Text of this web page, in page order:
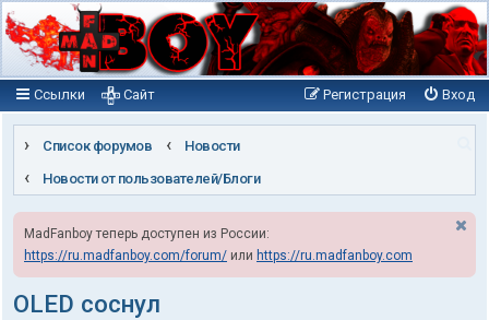
Ссылки Вход
Регистрация
Сайт
Список форумов
Новости
Новости от пользователей/Блоги
MadFanboy теперь доступен из России:
https://ru.madfanboy.com/forum/ или https://ru.madfanboy.com
OLED соснул